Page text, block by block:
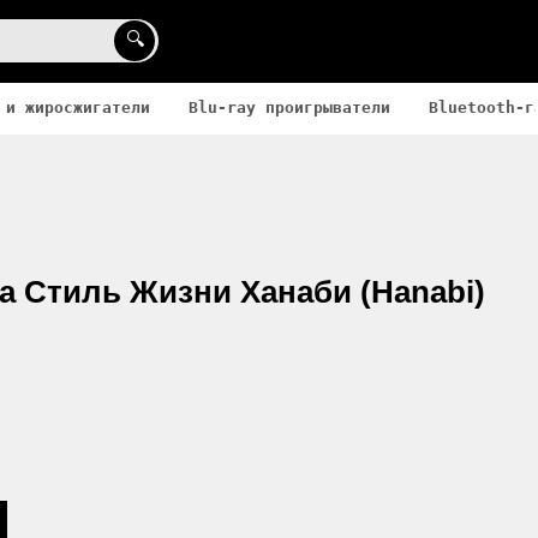
🔍
жиросжигатели Blu-ray проигрыватели Bluetooth-
Стиль Жизни Ханаби (Hanabi)